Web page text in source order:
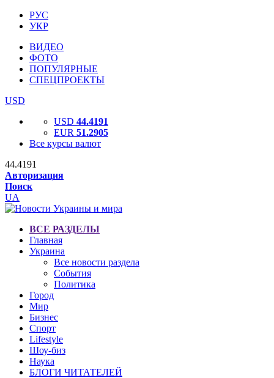
РУС
УКР
ВИДЕО
ФОТО
ПОПУЛЯРНЫЕ
СПЕЦПРОЕКТЫ
USD
USD 44.4191
EUR 51.2905
Все курсы валют
44.4191
Авторизация
Поиск
UA
ВСЕ РАЗДЕЛЫ
Главная
Украина
Все новости раздела
События
Политика
Город
Мир
Бизнес
Спорт
Lifestyle
Шоу-биз
Наука
БЛОГИ ЧИТАТЕЛЕЙ